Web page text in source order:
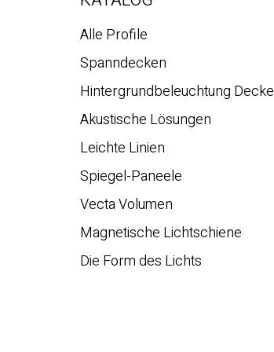
Alle Profile
Spanndecken
Hintergrundbeleuchtung Decke
Akustische Lösungen
Leichte Linien
Spiegel-Paneele
Vecta Volumen
Magnetische Lichtschiene
Die Form des Lichts